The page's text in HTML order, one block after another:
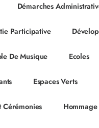
Démarches
Participative
De Musique Ecoles
Espaces Verts
Cérémonies Hommage